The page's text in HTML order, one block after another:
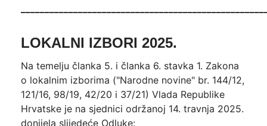
LOKALNI IZBORI 2025.
Na temelju članka 5. i članka 6. stavka 1. Zakona
o lokalnim izborima ("Narodne novine" br. 144/12,
121/16, 98/19, 42/20 i 37/21) Vlada Republike
Hrvatske je na sjednici održanoj 14. travnja 2025.
donijela slijedeće Odluke: